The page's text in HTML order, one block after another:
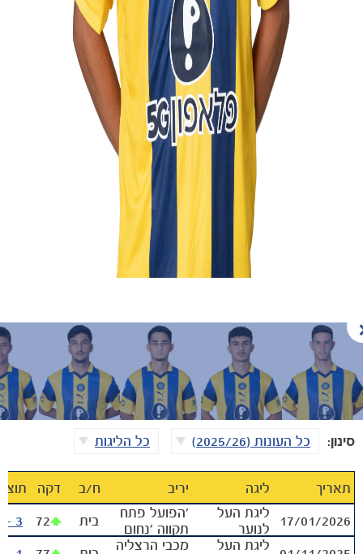
משחקים
סינון: כל העונות (2025/26) כל הליגות
תאריך ליגה יריב ח‪/‬ב דקה
17/01/2026
ליגת העל
לנוער
׳הפועל פתח
תקווה ׳נחום
סטלמך
בית 72
3 - 3
ליגת העל
מכבי הרצליה